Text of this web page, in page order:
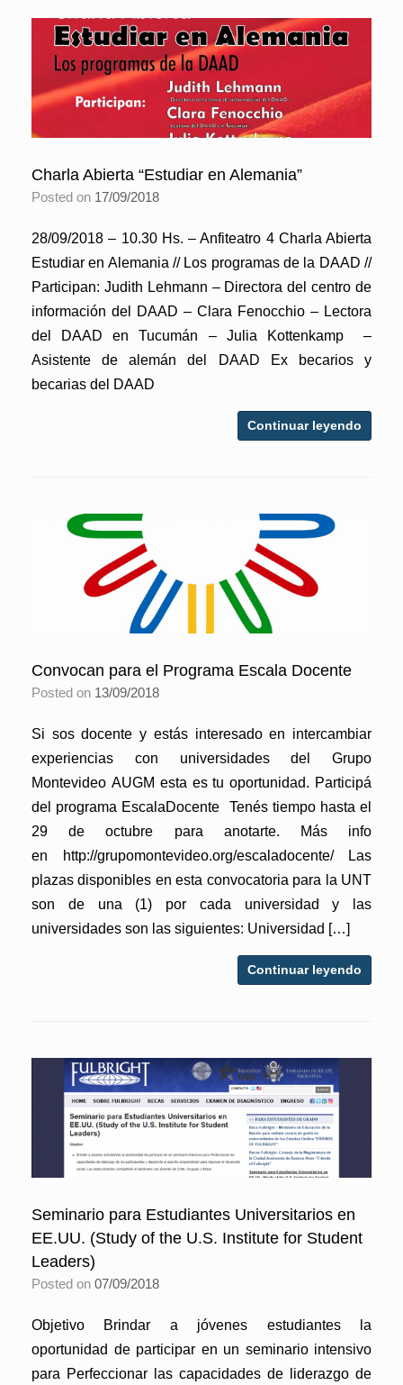
Charla Abierta “Estudiar en Alemania”
Posted on 17/09/2018
28/09/2018 – 10.30 Hs. – Anfiteatro 4 Charla Abierta
Estudiar en Alemania // Los programas de la DAAD //
Participan: Judith Lehmann – Directora del centro de
información del DAAD – Clara Fenocchio – Lectora
del DAAD en Tucumán – Julia Kottenkamp –
Asistente de alemán del DAAD Ex becarios y
becarias del DAAD
Continuar leyendo
Convocan para el Programa Escala Docente
Posted on 13/09/2018
Si sos docente y estás interesado en intercambiar
experiencias con universidades del Grupo
Montevideo AUGM esta es tu oportunidad. Participá
del programa EscalaDocente Tenés tiempo hasta el
29 de octubre para anotarte. Más info
en http://grupomontevideo.org/escaladocente/ Las
plazas disponibles en esta convocatoria para la UNT
son de una (1) por cada universidad y las
universidades son las siguientes: Universidad […]
Continuar leyendo
Seminario para Estudiantes Universitarios en
EE.UU. (Study of the U.S. Institute for Student
Leaders)
Posted on 07/09/2018
Objetivo Brindar a jóvenes estudiantes la
oportunidad de participar en un seminario intensivo
para Perfeccionar las capacidades de liderazgo de